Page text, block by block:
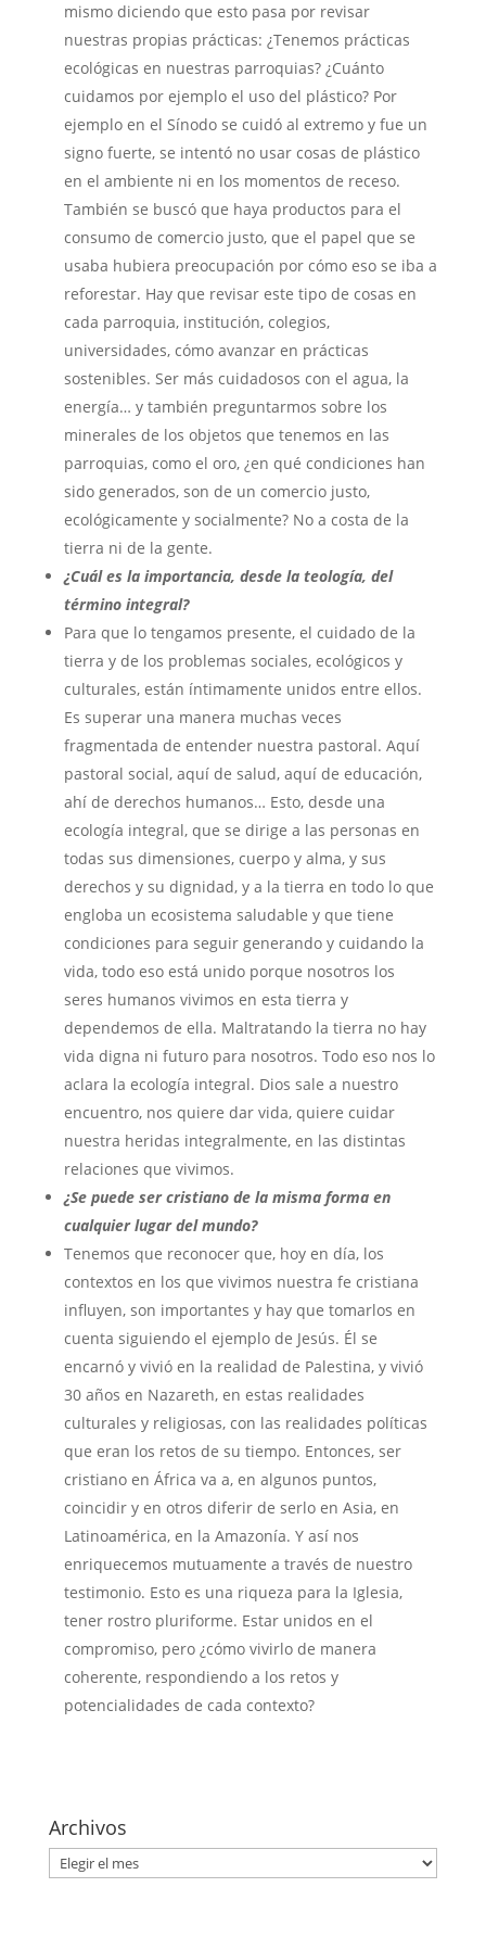
mismo diciendo que esto pasa por revisar
nuestras propias prácticas: ¿Tenemos prácticas
ecológicas en nuestras parroquias? ¿Cuánto
cuidamos por ejemplo el uso del plástico? Por
ejemplo en el Sínodo se cuidó al extremo y fue un
signo fuerte, se intentó no usar cosas de plástico
en el ambiente ni en los momentos de receso.
También se buscó que haya productos para el
consumo de comercio justo, que el papel que se
usaba hubiera preocupación por cómo eso se iba a
reforestar. Hay que revisar este tipo de cosas en
cada parroquia, institución, colegios,
universidades, cómo avanzar en prácticas
sostenibles. Ser más cuidadosos con el agua, la
energía… y también preguntarmos sobre los
minerales de los objetos que tenemos en las
parroquias, como el oro, ¿en qué condiciones han
sido generados, son de un comercio justo,
ecológicamente y socialmente? No a costa de la
tierra ni de la gente.
¿Cuál es la importancia, desde la teología, del
término integral?
Para que lo tengamos presente, el cuidado de la
tierra y de los problemas sociales, ecológicos y
culturales, están íntimamente unidos entre ellos.
Es superar una manera muchas veces
fragmentada de entender nuestra pastoral. Aquí
pastoral social, aquí de salud, aquí de educación,
ahí de derechos humanos… Esto, desde una
ecología integral, que se dirige a las personas en
todas sus dimensiones, cuerpo y alma, y sus
derechos y su dignidad, y a la tierra en todo lo que
engloba un ecosistema saludable y que tiene
condiciones para seguir generando y cuidando la
vida, todo eso está unido porque nosotros los
seres humanos vivimos en esta tierra y
dependemos de ella. Maltratando la tierra no hay
vida digna ni futuro para nosotros. Todo eso nos lo
aclara la ecología integral. Dios sale a nuestro
encuentro, nos quiere dar vida, quiere cuidar
nuestra heridas integralmente, en las distintas
relaciones que vivimos.
¿Se puede ser cristiano de la misma forma en
cualquier lugar del mundo?
Tenemos que reconocer que, hoy en día, los
contextos en los que vivimos nuestra fe cristiana
influyen, son importantes y hay que tomarlos en
cuenta siguiendo el ejemplo de Jesús. Él se
encarnó y vivió en la realidad de Palestina, y vivió
30 años en Nazareth, en estas realidades
culturales y religiosas, con las realidades políticas
que eran los retos de su tiempo. Entonces, ser
cristiano en África va a, en algunos puntos,
coincidir y en otros diferir de serlo en Asia, en
Latinoamérica, en la Amazonía. Y así nos
enriquecemos mutuamente a través de nuestro
testimonio. Esto es una riqueza para la Iglesia,
tener rostro pluriforme. Estar unidos en el
compromiso, pero ¿cómo vivirlo de manera
coherente, respondiendo a los retos y
potencialidades de cada contexto?
Archivos
Archivos